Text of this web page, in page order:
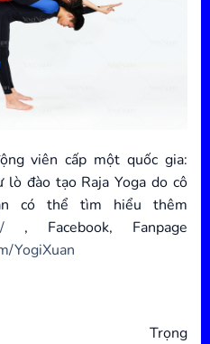
viên cấp một quốc gia:
đào tạo Raja Yoga do cô
có thể tìm hiểu thêm
, Facebook, Fanpage
YogiXuan
Trọng